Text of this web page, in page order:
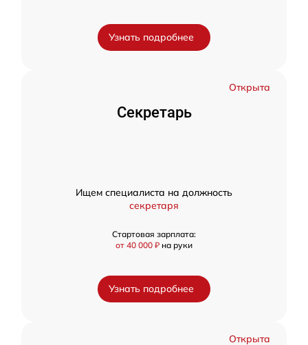
Узнать подробнее
Открыта
Секретарь
Ищем специалиста на должность
секретаря
Стартовая зарплата:
от 40 000 ₽ на руки
Узнать подробнее
Открыта